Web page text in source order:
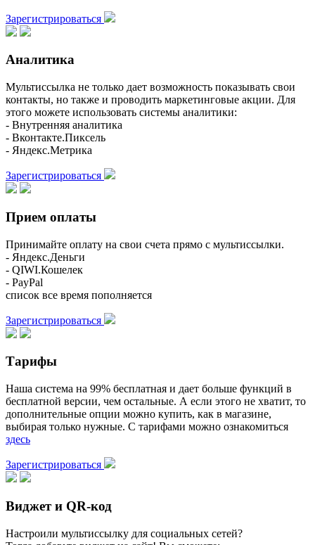
Зарегистрироваться
Аналитика
Мультиссылка не только дает возможность показывать свои
контакты, но также и проводить маркетинговые акции. Для
этого можете использовать системы аналитики:
- Внутренняя аналитика
- Вконтакте.Пиксель
- Яндекс.Метрика
Зарегистрироваться
Прием оплаты
Принимайте оплату на свои счета прямо с мультиссылки.
- Яндекс.Деньги
- QIWI.Кошелек
- PayPal
список все время пополняется
Зарегистрироваться
Тарифы
Наша система на 99% бесплатная и дает больше функций в
бесплатной версии, чем остальные. А если этого не хватит, то
дополнительные опции можно купить, как в магазине,
выбирая только нужные. С тарифами можно ознакомиться
здесь
Зарегистрироваться
Виджет и QR-код
Настроили мультиссылку для социальных сетей?